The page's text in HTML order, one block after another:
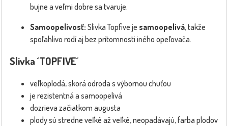
bujne a veľmi dobre sa tvaruje.
Samoopelivosť: Slivka Topfive je samoopelivá, takže
spoľahlivo rodí aj bez prítomnosti iného opeľovača.
Slivka ´TOPFIVE´
veľkoplodá, skorá odroda s výbornou chuťou
je rezistentná a samoopelivá
dozrieva začiatkom augusta
plody sú stredne veľké až veľké, neopadávajú, farba plodov